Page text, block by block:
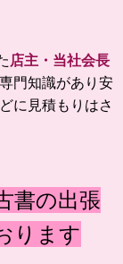
店主・当社会長
門知識があり安
に見積もりはさ
書の出張
ります